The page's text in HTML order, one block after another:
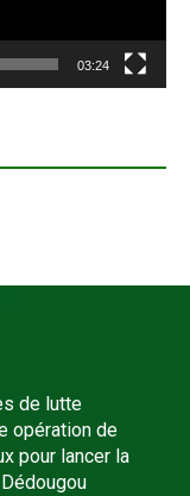
03:24
de lutte
opération de
pour lancer la